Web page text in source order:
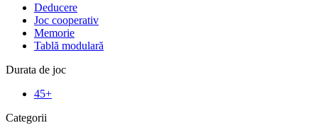
Deducere
Joc cooperativ
Memorie
Tablă modulară
Durata de joc
45+
Categorii